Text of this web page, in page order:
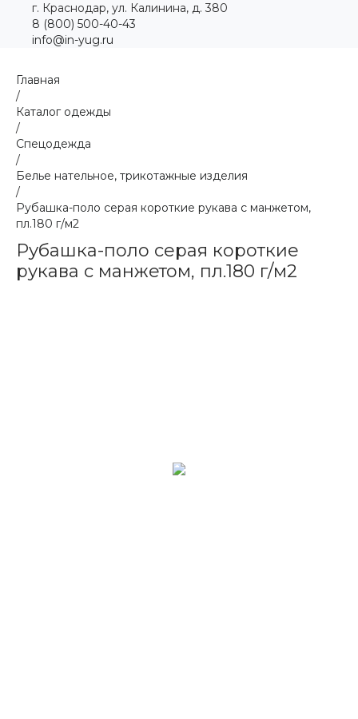
г. Краснодар, ул. Калинина, д. 380
8 (800) 500-40-43
info@in-yug.ru
Главная
/
Каталог одежды
/
Спецодежда
/
Белье нательное, трикотажные изделия
/
Рубашка-поло серая короткие рукава с манжетом,
пл.180 г/м2
Рубашка-поло серая короткие
рукава с манжетом, пл.180 г/м2